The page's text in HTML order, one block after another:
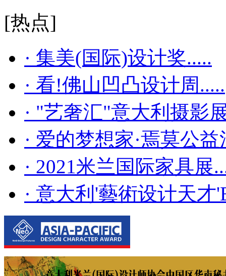
[热点]
· 集美(国际)设计奖.....
· 看!佛山凹凸设计周.....
· "艺奢汇"​意大利摄影
· 爱的梦想家·焉莫公益
· 2021米兰国际家具展
· 意大利'藝術设计天才